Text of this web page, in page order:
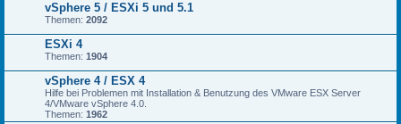
vSphere 5 / ESXi 5 und 5.1
Themen: 2092
ESXi 4
Themen: 1904
vSphere 4 / ESX 4
Hilfe bei Problemen mit Installation & Benutzung des VMware ESX Server
4/VMware vSphere 4.0.
Themen: 1962